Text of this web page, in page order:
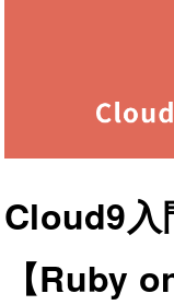
Cloud9入
【Ruby